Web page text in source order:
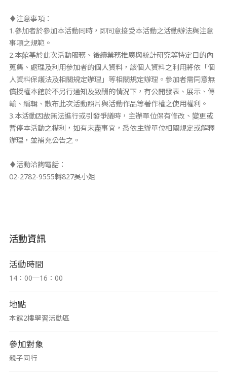
♦注意事項：
1.參加者於參加本活動同時，即同意接受本活動之活動辦法與注意
事項之規範。
2.本館基於此次活動服務、後續業務推廣與統計研究等特定目的內
蒐集、處理及利用參加者的個人資料，該個人資料之利用將依「個
人資料保護法及相關規定辦理」等相關規定辦理。參加者需同意無
償授權本館於不另行通知及致酬的情況下，有公開發表、展示、傳
輸、編輯、散布此次活動照片與活動作品等著作權之使用權利。
3.本活動因故無法進行或引發爭議時，主辦單位保有修改、變更或
暫停本活動之權利，如有未盡事宜，悉依主辦單位相關規定或解釋
辦理，並補充公告之。
♦活動洽詢電話：
02-2782-9555轉827吳小姐
活動資訊
活動時間
14：00─16：00
地點
本館2樓學習活動區
參加對象
親子同行